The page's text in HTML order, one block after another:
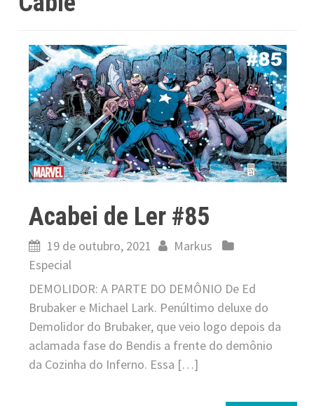
Acabei de Ler #85
19 de outubro, 2021
Markus
Especial
DEMOLIDOR: A PARTE DO DEMÔNIO De Ed
Brubaker e Michael Lark. Penúltimo deluxe do
Demolidor do Brubaker, que veio logo depois da
aclamada fase do Bendis a frente do demônio
da Cozinha do Inferno. Essa […]